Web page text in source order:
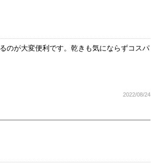
のが大変便利です。乾きも気にならずコスパ
2022/08/24